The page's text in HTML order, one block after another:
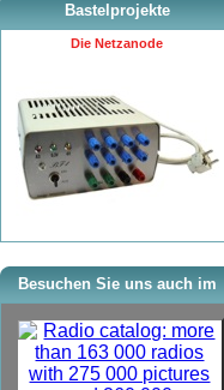
Bastelprojekte
Die Netzanode
Besuchen Sie uns auch im